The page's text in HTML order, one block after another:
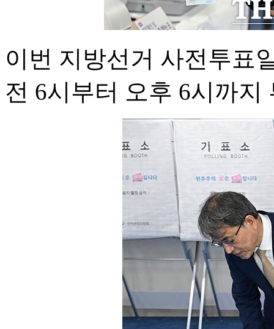
이번 지방선거 사전투표
전 6시부터 오후 6시까지